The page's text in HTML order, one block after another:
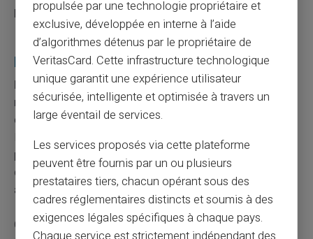
postes où vous pouvez économiser.
Reconstruire votre crédibilité financière
progressivement
Régularisez votre situation dès que possible
raccourcir votre fichage. Contactez le bénéficiaire du
chèque pour négocier un échéancier de paiement.
Beaucoup de créanciers acceptent un arrangement
plutôt qu'une absence de remboursement. Cette
démarche démontre votre bonne foi et facilite les
accords.
Constituez une épargne de précaution même modeste.
propulsée par une technologie propriétaire et
exclusive, développée en interne à l’aide
d’algorithmes détenus par le propriétaire de
VeritasCard. Cette infrastructure technologique
unique garantit une expérience utilisateur
sécurisée, intelligente et optimisée à travers un
large éventail de services.
Les services proposés via cette plateforme
peuvent être fournis par un ou plusieurs
prestataires tiers, chacun opérant sous des
cadres réglementaires distincts et soumis à des
exigences légales spécifiques à chaque pays.